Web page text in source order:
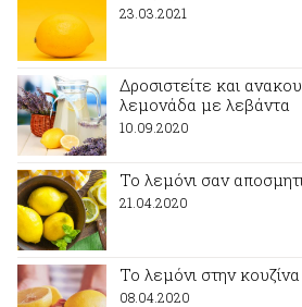
23.03.2021
Δροσιστείτε και
λεμονάδα με λεβάντα
10.09.2020
Το λεμόνι σαν
21.04.2020
Το λεμόνι στην κουζίνα
08.04.2020